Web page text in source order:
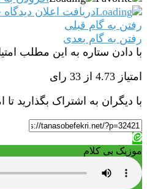
دریافت اعلان دیدگاه‌
رفتن به گام قبلی
رفتن به گام بعدی
با دادن ستاره به این مطلب
امتیاز 4.73 از 33 رای
با دیگران به اشتراک بگذارید تا
موزیک بی کلام